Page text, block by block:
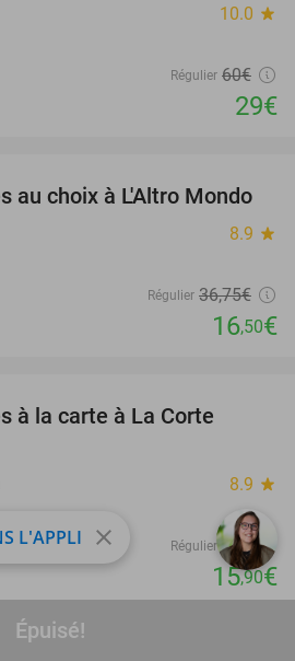
Épuisé!
10.0 star
Régulier 60€
29€
55%
au choix à L'Altro Mondo
8.9 star
Régulier 36,75€
16,50€
à la carte à La Corte
8.9 star
Régulier 36€
15,90€
L'APPLI close